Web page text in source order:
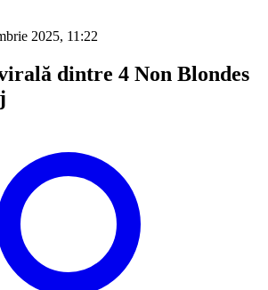
2025, 11:22
dintre 4 Non Blondes